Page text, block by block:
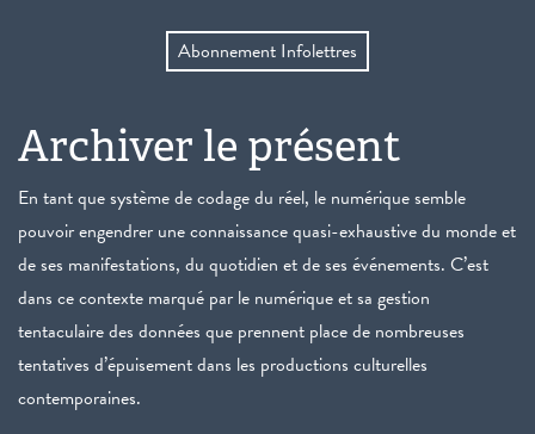
Abonnement Infolettres
Archiver le présent
En tant que système de codage du réel, le numérique semble
pouvoir engendrer une connaissance quasi-exhaustive du monde et
de ses manifestations, du quotidien et de ses événements. C’est
dans ce contexte marqué par le numérique et sa gestion
tentaculaire des données que prennent place de nombreuses
tentatives d’épuisement dans les productions culturelles
contemporaines.